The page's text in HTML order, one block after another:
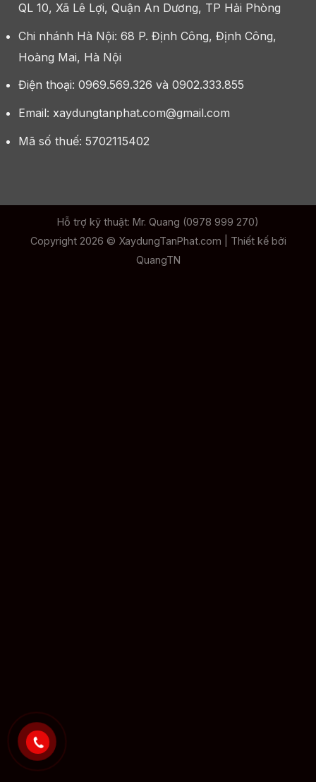
QL 10, Xã Lê Lợi, Quận An Dương, TP Hải Phòng
Chi nhánh Hà Nội: 68 P. Định Công, Định Công,
Hoàng Mai, Hà Nội
Điện thoại: 0969.569.326 và 0902.333.855
Email: xaydungtanphat.com@gmail.com
Mã số thuế: 5702115402
Hỗ trợ kỹ thuật: Mr. Quang (0978 999 270)
Copyright 2026 © XaydungTanPhat.com | Thiết kế bởi
QuangTN